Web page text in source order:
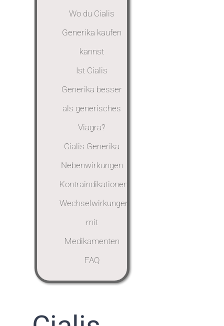
Wo du Cialis
Generika kaufen
kannst
Ist Cialis
Generika besser
als generisches
Viagra?
Cialis Generika
Nebenwirkungen
Kontraindikationen
Wechselwirkungen
mit
Medikamenten
FAQ